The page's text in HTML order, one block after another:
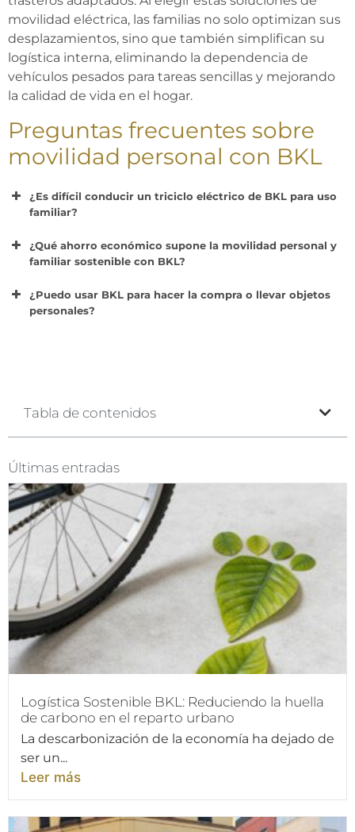
movilidad eléctrica, las familias no solo optimizan sus
desplazamientos, sino que también simplifican su
logística interna, eliminando la dependencia de
vehículos pesados para tareas sencillas y mejorando
la calidad de vida en el hogar.
Preguntas frecuentes sobre
movilidad personal con BKL
¿Es difícil conducir un triciclo eléctrico de BKL para uso
familiar?
¿Qué ahorro económico supone la movilidad personal y
familiar sostenible con BKL?
¿Puedo usar BKL para hacer la compra o llevar objetos
personales?
Tabla de contenidos
Últimas entradas
Logística Sostenible BKL: Reduciendo la huella
de carbono en el reparto urbano
La descarbonización de la economía ha dejado de
ser un...
Leer más